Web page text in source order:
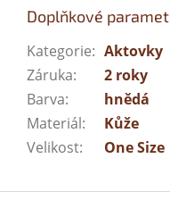
Doplňkové
Kategorie: Aktovky
Záruka:
2 roky
Barva:
hnědá
Materiál:
Kůže
Velikost: One Size